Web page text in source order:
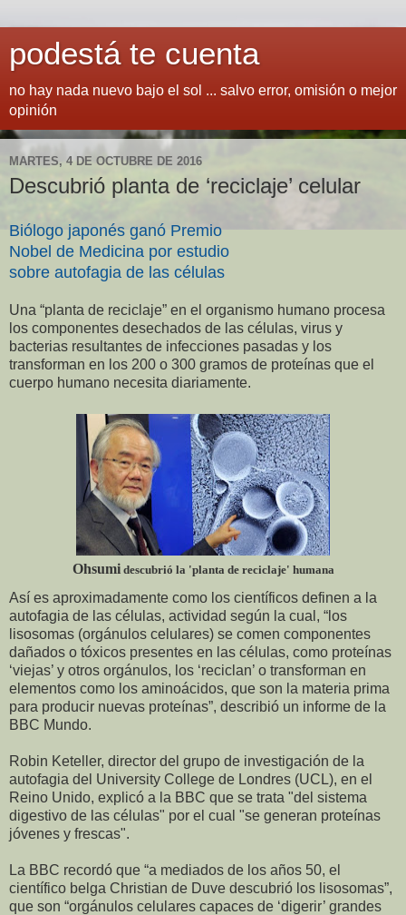
podestá te cuenta
no hay nada nuevo bajo el sol ... salvo error, omisión o mejor
opinión
MARTES, 4 DE OCTUBRE DE 2016
Descubrió planta de ‘reciclaje’ celular
Biólogo japonés ganó Premio
Nobel de Medicina por estudio
sobre autofagia de las células
Una “planta de reciclaje” en el organismo humano procesa
los componentes desechados de las células, virus y
bacterias resultantes de infecciones pasadas y los
transforman en los 200 o 300 gramos de proteínas que el
cuerpo humano necesita diariamente.
Ohsumidescubrió la 'planta de reciclaje' humana
Así es aproximadamente como los científicos definen a la
autofagia de las células, actividad según la cual, “los
lisosomas (orgánulos celulares) se comen componentes
dañados o tóxicos presentes en las células, como proteínas
‘viejas’ y otros orgánulos, los ‘reciclan’ o transforman en
elementos como los aminoácidos, que son la materia prima
para producir nuevas proteínas”, describió un informe de la
BBC Mundo.
Robin Keteller, director del grupo de investigación de la
autofagia del University College de Londres (UCL), en el
Reino Unido, explicó a la BBC que se trata "del sistema
digestivo de las células" por el cual "se generan proteínas
jóvenes y frescas".
La BBC recordó que “a mediados de los años 50, el
científico belga Christian de Duve descubrió los lisosomas”,
que son “orgánulos celulares capaces de ‘digerir’ grandes